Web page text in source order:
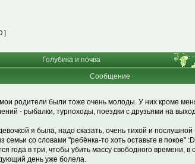
]
Голубика и почва
Сообщение
родители были тоже очень молоды. У них кроме
- рыбалки, турпоходы, поездки с друзьями на
я была, надо сказать, очень тихой и
со словами "ребёнка-то хоть оставьте в покое" :D
года в три, чтобы убить массу свободного времени,
день уже болела.